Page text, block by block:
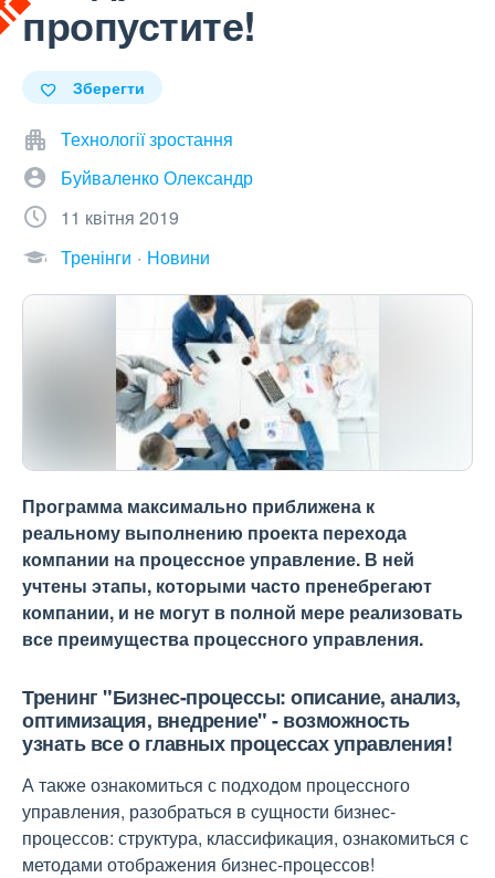
пропустите!
Зберегти
Технології зростання
Буйваленко Олександр
11 квітня 2019
Тренінги
Новини
Программа максимально приближена к
реальному выполнению проекта перехода
компании на процессное управление. В ней
учтены этапы, которыми часто пренебрегают
компании, и не могут в полной мере реализовать
все преимущества процессного управления.
Тренинг "Бизнес-процессы: описание, анализ,
оптимизация, внедрение" - возможность
узнать все о главных процессах управления!
А также ознакомиться с подходом процессного
управления, разобраться в сущности бизнес-
процессов: структура, классификация, ознакомиться с
методами отображения бизнес-процессов!